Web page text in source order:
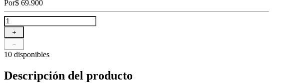
Por$ 69.900
＋
－
10 disponibles
Descripción del producto